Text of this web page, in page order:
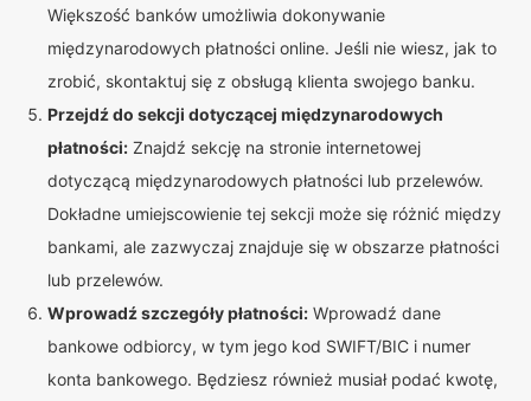
Większość banków umożliwia dokonywanie
międzynarodowych płatności online. Jeśli nie wiesz, jak to
zrobić, skontaktuj się z obsługą klienta swojego banku.
Przejdź do sekcji dotyczącej międzynarodowych
płatności: Znajdź sekcję na stronie internetowej
dotyczącą międzynarodowych płatności lub przelewów.
Dokładne umiejscowienie tej sekcji może się różnić między
bankami, ale zazwyczaj znajduje się w obszarze płatności
lub przelewów.
Wprowadź szczegóły płatności: Wprowadź dane
bankowe odbiorcy, w tym jego kod SWIFT/BIC i numer
konta bankowego. Będziesz również musiał podać kwotę,